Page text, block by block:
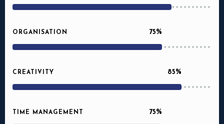
ORGANISATION 75%
CREATIVITY 85%
TIME MANAGEMENT 75%